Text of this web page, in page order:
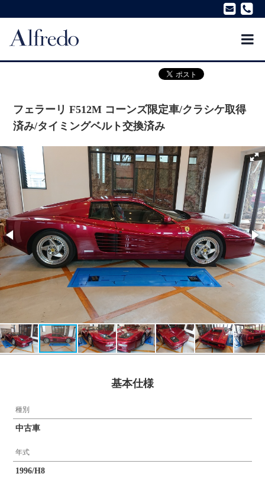
フェラーリ F512M コーンズ限定車/クラシケ取得
済み/タイミングベルト交換済み
基本仕様
種別
中古車
年式
1996/H8